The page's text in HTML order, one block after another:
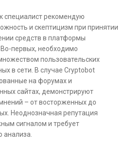
специалист рекомендую
и скептицизм при принятии
средств в платформы
первых, необходимо
пользовательских
в сети. В случае Cryptobot
на форумах и
сайтах, демонстрируют
– от восторженных до
Неоднозначная репутация
сигналом и требует
анализа.